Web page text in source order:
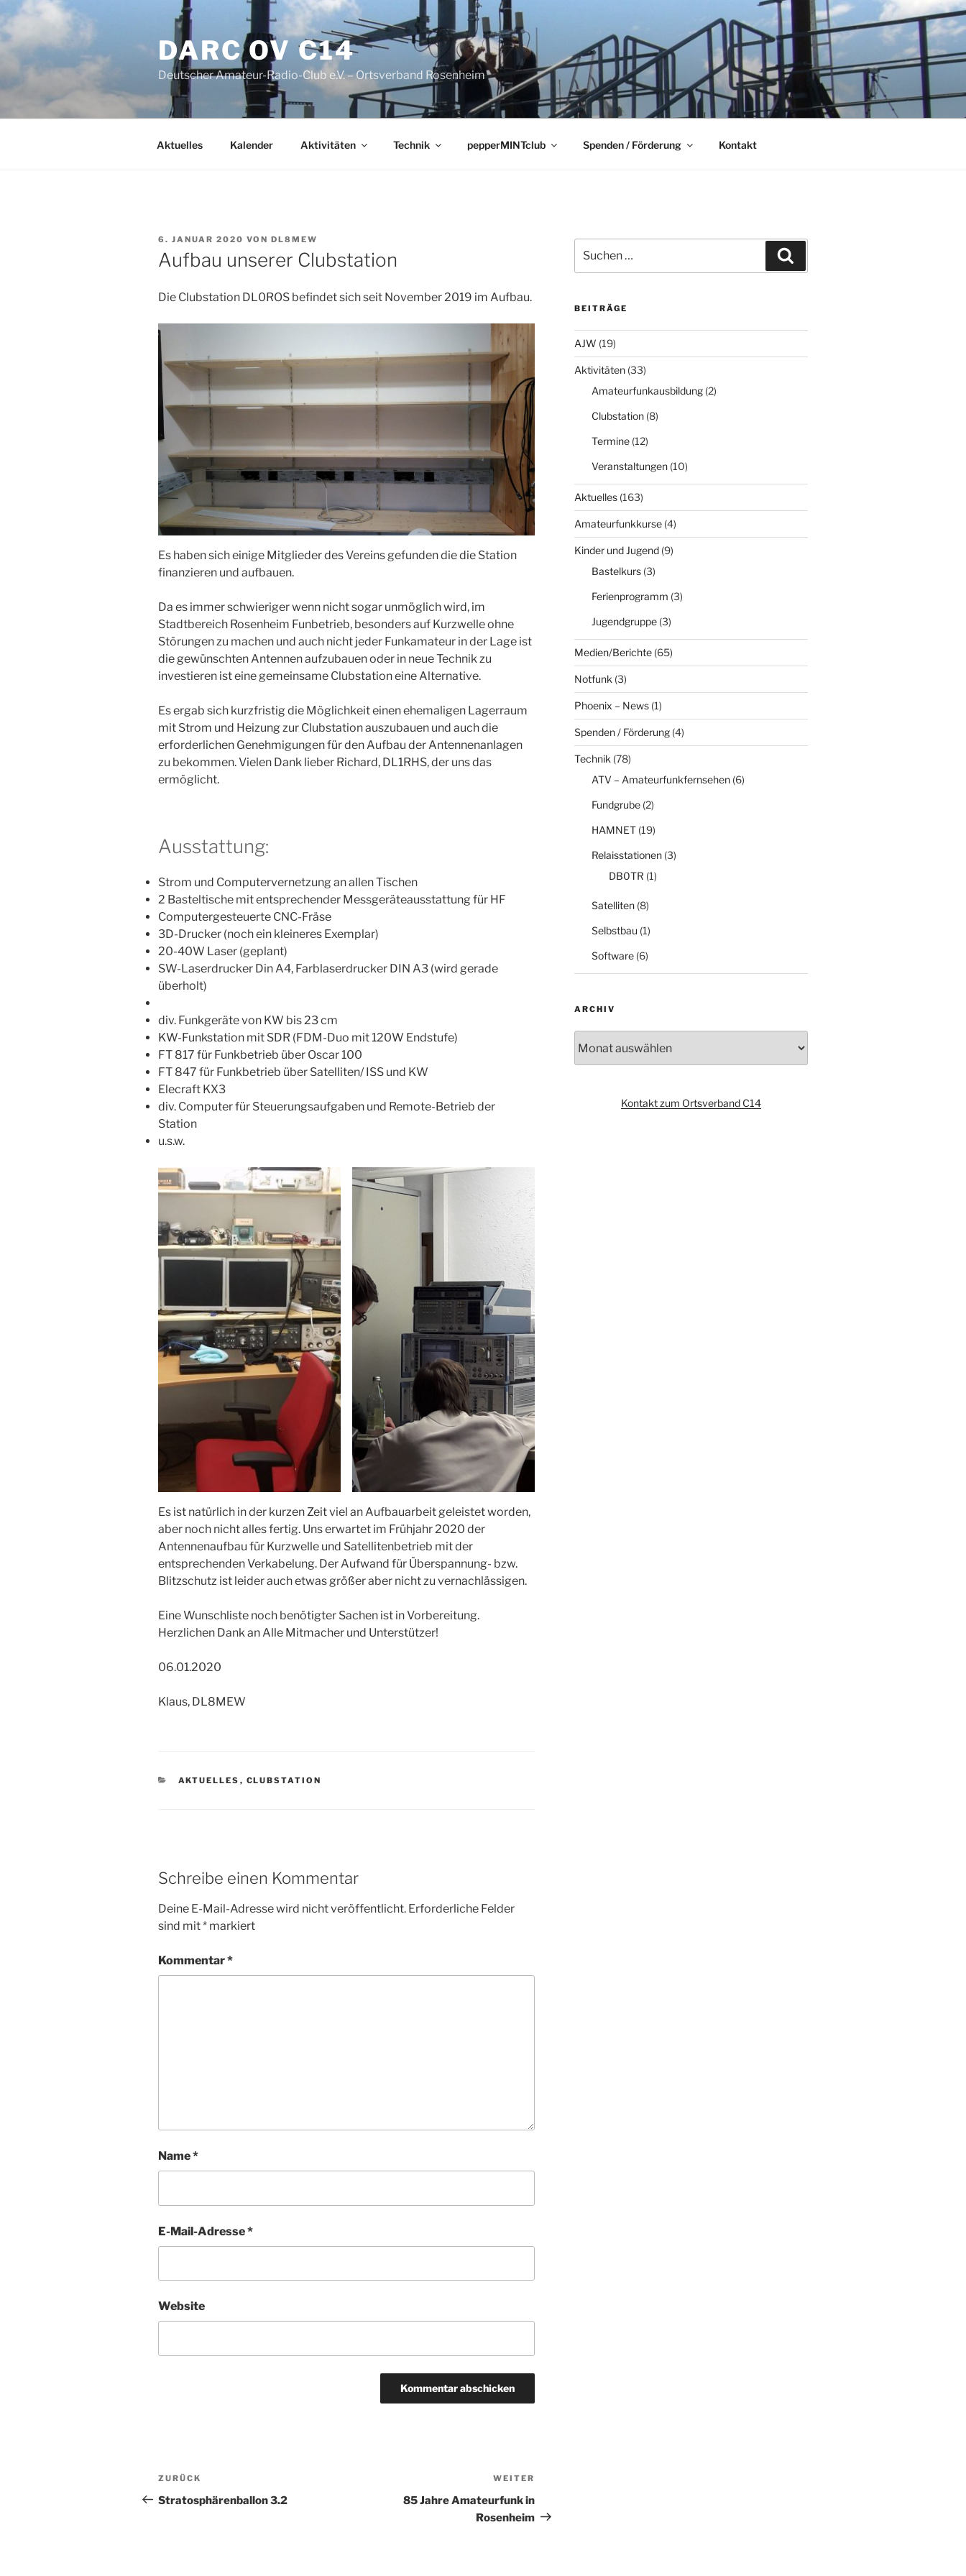
Zum
Inhalt
springen
DARC OV C14
Deutscher Amateur-Radio-Club e.V. – Ortsverband Rosenheim
Aktuelles Kalender Aktivitäten Technik pepperMINTclub Spenden / Förderung Kontakt
VERÖFFENTLICHT
AM
6. JANUAR 2020 VON DL8MEW
Aufbau unserer Clubstation
Die Clubstation DL0ROS befindet sich seit November 2019 im Aufbau.
Es haben sich einige Mitglieder des Vereins gefunden die die Station
finanzieren und aufbauen.
Da es immer schwieriger wenn nicht sogar unmöglich wird, im
Stadtbereich Rosenheim Funbetrieb, besonders auf Kurzwelle ohne
Störungen zu machen und auch nicht jeder Funkamateur in der Lage ist
die gewünschten Antennen aufzubauen oder in neue Technik zu
investieren ist eine gemeinsame Clubstation eine Alternative.
Es ergab sich kurzfristig die Möglichkeit einen ehemaligen Lagerraum
mit Strom und Heizung zur Clubstation auszubauen und auch die
erforderlichen Genehmigungen für den Aufbau der Antennenanlagen
zu bekommen. Vielen Dank lieber Richard, DL1RHS, der uns das
ermöglicht.
Ausstattung:
Strom und Computervernetzung an allen Tischen
2 Basteltische mit entsprechender Messgeräteausstattung für HF
Computergesteuerte CNC-Fräse
3D-Drucker (noch ein kleineres Exemplar)
20-40W Laser (geplant)
SW-Laserdrucker Din A4, Farblaserdrucker DIN A3 (wird gerade
überholt)
div. Funkgeräte von KW bis 23 cm
KW-Funkstation mit SDR (FDM-Duo mit 120W Endstufe)
FT 817 für Funkbetrieb über Oscar 100
FT 847 für Funkbetrieb über Satelliten/ ISS und KW
Elecraft KX3
div. Computer für Steuerungsaufgaben und Remote-Betrieb der
Station
u.s.w.
Es ist natürlich in der kurzen Zeit viel an Aufbauarbeit geleistet worden,
aber noch nicht alles fertig. Uns erwartet im Frühjahr 2020 der
Antennenaufbau für Kurzwelle und Satellitenbetrieb mit der
entsprechenden Verkabelung. Der Aufwand für Überspannung- bzw.
Blitzschutz ist leider auch etwas größer aber nicht zu vernachlässigen.
Eine Wunschliste noch benötigter Sachen ist in Vorbereitung.
Herzlichen Dank an Alle Mitmacher und Unterstützer!
06.01.2020
Klaus, DL8MEW
KATEGORIEN
AKTUELLES , CLUBSTATION
Schreibe einen Kommentar
Deine E-Mail-Adresse wird nicht veröffentlicht. Erforderliche Felder
sind mit* markiert
Kommentar*
Name*
E-Mail-Adresse*
Website
Beitragsnavigation
Vorheriger
Beitrag
ZURÜCK
Stratosphärenballon 3.2
Beitrag
WEITER
85 Jahre Amateurfunk in
Rosenheim
nach:
BEITRÄGE
AJW (19)
Aktivitäten(33)
Amateurfunkausbildung(2)
Clubstation(8)
Termine(12)
Veranstaltungen(10)
Aktuelles(163)
Amateurfunkkurse(4)
Kinder und Jugend(9)
Bastelkurs(3)
Ferienprogramm (3)
Jugendgruppe(3)
Medien/Berichte(65)
Notfunk (3)
Phoenix – News(1)
Spenden / Förderung(4)
Technik (78)
ATV – Amateurfunkfernsehen(6)
Fundgrube(2)
HAMNET(19)
Relaisstationen(3)
DB0TR (1)
Satelliten(8)
Selbstbau (1)
Software(6)
ARCHIV
Kontakt zum Ortsverband C14